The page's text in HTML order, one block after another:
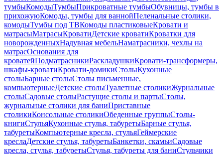
тумбыКомодыТумбыПрикроватные тумбыОбувницы, тумбы в
прихожуюКомоды, тумбы для ваннойПеленальные столики,
комодыТумбы под ТВКомоды пластиковыеКровати и
матрасыМатрасыКроватиДетские кроватиКроватки для
новорожденныхНадувная мебельНаматрасники, чехлы на
матрасОснования для
кроватейПодматрасникиРаскладушкиКровати-трансформеры,
шкафы-кроватиКровати-домикиСтолыКухонные
столыБарные столыСтолы письменные,
компьютерныеДетские столыТуалетные столикиЖурнальные
столыСадовые столыРастущие столы и партыСтолы,
журнальные столики для баниПриставные
столикиКонсольные столикиОбеденные группыСтолы-
книгиСтульяКухонные стулья, табуретыБарные стулья,
табуретыКомпьютерные кресла, стульяГеймерские
креслаДетские стулья, табуретыБанкетки, скамьиСадовые
кресла, стулья, табуретыСтулья, табуреты для баниСтульчики